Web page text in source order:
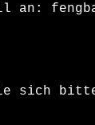
sich